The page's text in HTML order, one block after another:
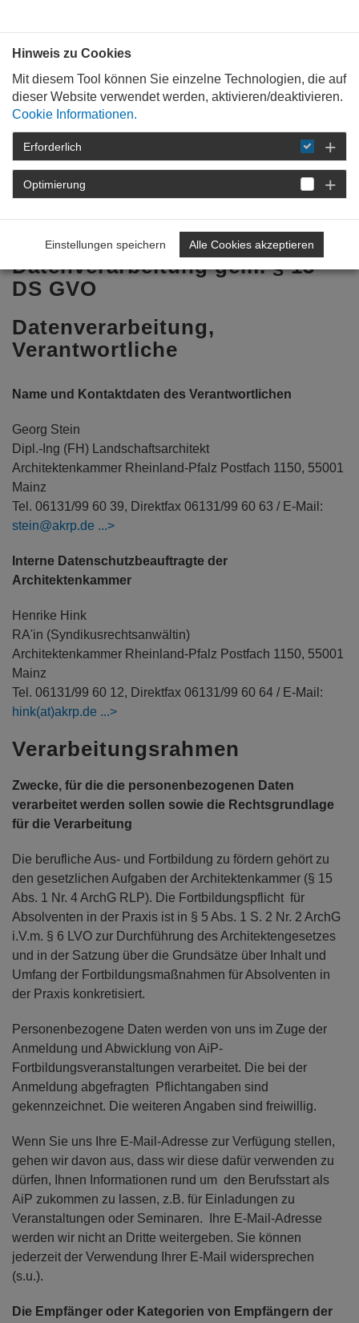
STARTSEITE
AIP-SEMINARE
DATENVERARBEITUNG § 13 DS GVO
Hinweise zur
Datenverarbeitung gem. § 13
DS GVO
Datenverarbeitung,
Verantwortliche
Name und Kontaktdaten des Verantwortlichen
Georg Stein
Dipl.-Ing (FH) Landschaftsarchitekt
Architektenkammer Rheinland-Pfalz Postfach 1150, 55001
Mainz
Tel. 06131/99 60 39, Direktfax 06131/99 60 63 / E-Mail:
stein@akrp.de
Interne Datenschutzbeauftragte der
Architektenkammer
Henrike Hink
RA'in (Syndikusrechtsanwältin)
Architektenkammer Rheinland-Pfalz Postfach 1150, 55001
Mainz
Tel. 06131/99 60 12, Direktfax 06131/99 60 64 / E-Mail:
hink(at)akrp.de
Verarbeitungsrahmen
Zwecke, für die die personenbezogenen Daten
verarbeitet werden sollen sowie die Rechtsgrundlage
für die Verarbeitung
Die berufliche Aus- und Fortbildung zu fördern gehört zu
den gesetzlichen Aufgaben der Architektenkammer (§ 15
Abs. 1 Nr. 4 ArchG RLP). Die Fortbildungspflicht für
Absolventen in der Praxis ist in § 5 Abs. 1 S. 2 Nr. 2 ArchG
i.V.m. § 6 LVO zur Durchführung des Architektengesetzes
und in der Satzung über die Grundsätze über Inhalt und
Umfang der Fortbildungsmaßnahmen für Absolventen in
der Praxis konkretisiert.
Personenbezogene Daten werden von uns im Zuge der
Anmeldung und Abwicklung von AiP-
Fortbildungsveranstaltungen verarbeitet. Die bei der
Anmeldung abgefragten Pflichtangaben sind
gekennzeichnet. Die weiteren Angaben sind freiwillig.
Wenn Sie uns Ihre E-Mail-Adresse zur Verfügung stellen,
gehen wir davon aus, dass wir diese dafür verwenden zu
dürfen, Ihnen Informationen rund um den Berufsstart als
AiP zukommen zu lassen, z.B. für Einladungen zu
Veranstaltungen oder Seminaren. Ihre E-Mail-Adresse
werden wir nicht an Dritte weitergeben. Sie können
jederzeit der Verwendung Ihrer E-Mail widersprechen
(s.u.).
Die Empfänger oder Kategorien von Empfängern der
Hinweis zu Cookies
Mit diesem Tool können Sie einzelne Technologien, die auf
dieser Website verwendet werden, aktivieren/deaktivieren.
Cookie Informationen.
Erforderlich
Optimierung
Einstellungen speichern Alle Cookies akzeptieren